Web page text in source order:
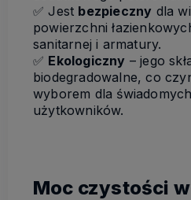
✅ Jest bezpieczny dla
powierzchni
sanitarnej i armatury.
✅ Ekologiczny – jego
biodegradowalne, co
wyborem dla
użytkowników.
Moc czystości w